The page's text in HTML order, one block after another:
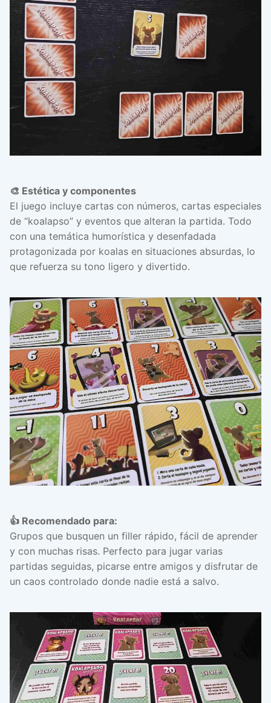
🎨 Estética y componentes
El juego incluye cartas con números, cartas especiales
de “koalapso” y eventos que alteran la partida. Todo
con una temática humorística y desenfadada
protagonizada por koalas en situaciones absurdas, lo
que refuerza su tono ligero y divertido.
👍 Recomendado para:
Grupos que busquen un filler rápido, fácil de aprender
y con muchas risas. Perfecto para jugar varias
partidas seguidas, picarse entre amigos y disfrutar de
un caos controlado donde nadie está a salvo.